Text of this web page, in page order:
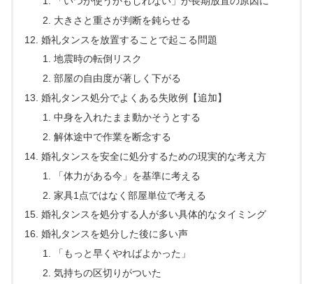
大きさと重さが判断を鈍らせる
婚礼タンスを放置することで起こる問題
地震時の転倒リスク
部屋の自由度が著しく下がる
婚礼タンス処分でよくある失敗例【追加】
中身を入れたまま動かそうとする
解体途中で作業を断念する
婚礼タンスを安全に処分するための現実的な考え方
「体力がある今」を基準に考える
家具1点ではなく部屋単位で考える
婚礼タンスを処分する人が多い具体的なタイミング
婚礼タンスを処分した後に多い声
「もっと早くやればよかった」
気持ちの区切りがついた